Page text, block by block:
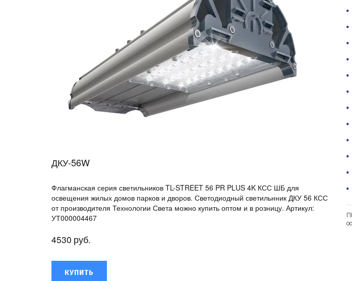
ДКУ-56W
Флагманская серия светильников TL-STREET 56 PR PLUS 4K КСС ШБ для
освещения жилых домов парков и дворов. Светодиодный светильнник ДКУ 56 КСС
от производителя Технологии Света можно купить оптом и в розницу. Артикул:
УТ000004467
4530 руб.
КУПИТЬ